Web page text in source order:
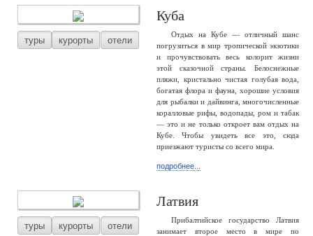
туры курорты отели
Куба
Отдых на Кубе — отличный шанс
погрузиться в мир тропической экзотики
и прочувствовать весь колорит жизни
этой сказочной страны. Белоснежные
пляжи, кристально чистая голубая вода,
богатая флора и фауна, хорошие условия
для рыбалки и дайвинга, многочисленные
коралловые рифы, водопады, ром и табак
— это и не только откроет вам отдых на
Кубе. Чтобы увидеть все это, сюда
приезжают туристы со всего мира.
подробнее...
туры курорты отели
Латвия
Прибалтийское государство Латвия
занимает второе место в мире по